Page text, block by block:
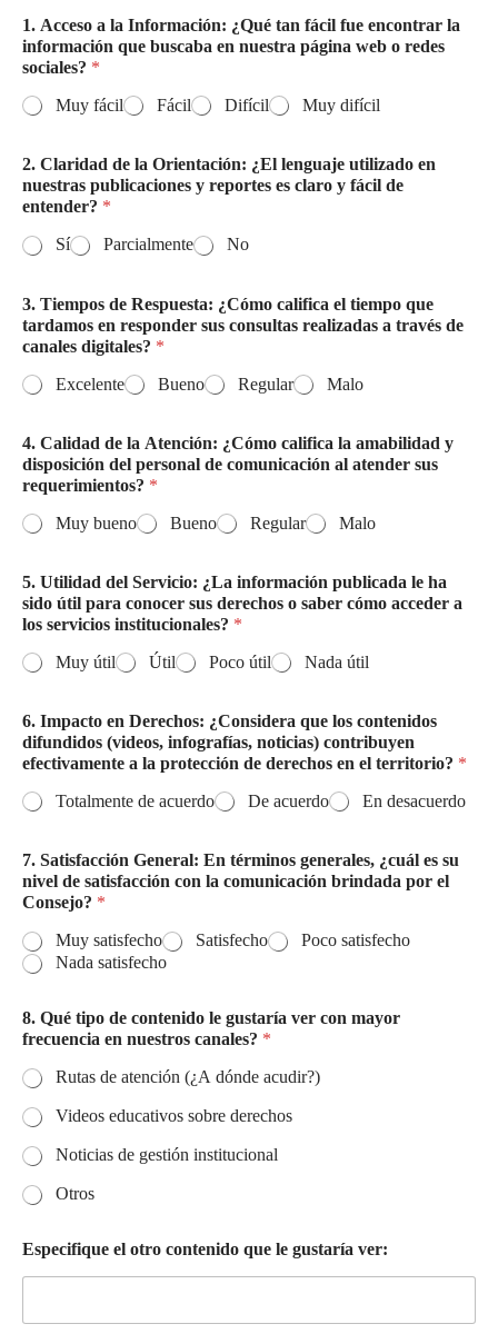
1. Acceso a la Información: ¿Qué tan fácil fue encontrar la
información que buscaba en nuestra página web o redes
sociales? *
Muy fácil
Fácil Difícil Muy difícil
2. Claridad de la Orientación: ¿El lenguaje utilizado en
nuestras publicaciones y reportes es claro y fácil de
entender? *
Sí
Parcialmente No
3. Tiempos de Respuesta: ¿Cómo califica el tiempo que
tardamos en responder sus consultas realizadas a través de
canales digitales? *
Excelente
Bueno Regular Malo
4. Calidad de la Atención: ¿Cómo califica la amabilidad y
disposición del personal de comunicación al atender sus
requerimientos? *
Muy bueno
Bueno Regular Malo
5. Utilidad del Servicio: ¿La información publicada le ha
sido útil para conocer sus derechos o saber cómo acceder a
los servicios institucionales? *
Muy útil
Útil Poco útil Nada útil
6. Impacto en Derechos: ¿Considera que los contenidos
difundidos (videos, infografías, noticias) contribuyen
efectivamente a la protección de derechos en el territorio? *
Totalmente de acuerdo
De acuerdo En desacuerdo
7. Satisfacción General: En términos generales, ¿cuál es su
nivel de satisfacción con la comunicación brindada por el
Consejo? *
Muy satisfecho
Satisfecho
Poco satisfecho
Nada satisfecho
8. Qué tipo de contenido le gustaría ver con mayor
frecuencia en nuestros canales? *
Rutas de atención (¿A dónde acudir?)
Videos educativos sobre derechos
Noticias de gestión institucional
Otros
Especifique el otro contenido que le gustaría ver: